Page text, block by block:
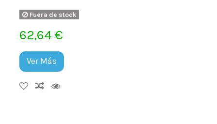
Fuera de stock
62,64 €
Ver Más